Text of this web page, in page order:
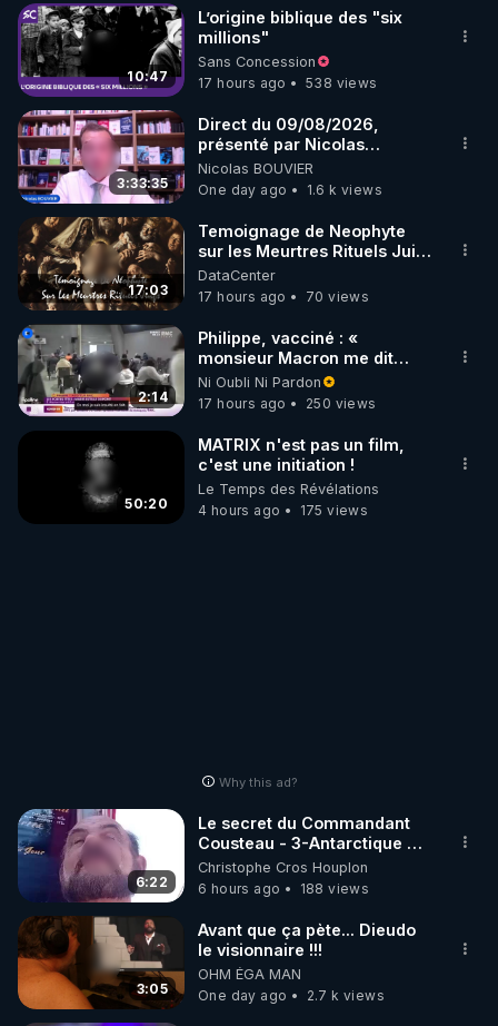
▶ 30 jours gratuit sur l’application de méditation et
de bien-être ENVOL :
Rendez-vous sur https://www.envol.app/code
le code : REGENERE
10:47
L’origine biblique des "six
millions"
Sans Concession
17 hours ago
538 views
3:33:35
Direct du 09/08/2026,
présenté par Nicolas
BOUVIER
Nicolas BOUVIER
One day ago
1.6 k views
17:03
Temoignage de Neophyte
sur les Meurtres Rituels Juifs
- Renegade Tribune - ITV
DataCenter
17 hours ago
70 views
2:14
Philippe, vacciné : «
monsieur Macron me dit
qu'il emmerde ma fille, donc
moi je suis insulté »
Ni Oubli Ni Pardon
17 hours ago
250 views
50:20
MATRIX n'est pas un film,
c'est une initiation !
Le Temps des Révélations
4 hours ago
175 views
Why this ad?
6:22
Le secret du Commandant
Cousteau - 3-Antarctique ou
l'une des deux portes des
enfers
Christophe Cros Houplon
6 hours ago
188 views
3:05
Avant que ça pète... Dieudo
le visionnaire !!!
OHM ÉGA MAN
One day ago
2.7 k views